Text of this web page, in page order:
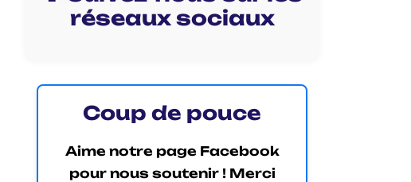
réseaux sociaux
Coup de pouce
Aime notre page Facebook
pour nous soutenir ! Merci